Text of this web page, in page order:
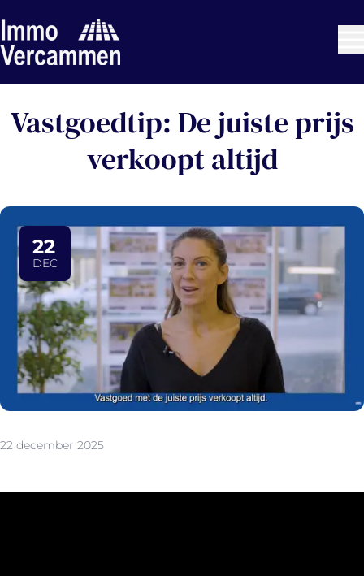
Vastgoedtip: De juiste prijs
verkoopt altijd
22
DEC
22 december 2025